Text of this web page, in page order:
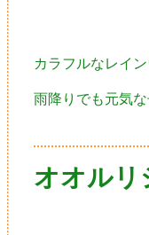
カラフルなレイ
雨降りでも元気
オオルリ